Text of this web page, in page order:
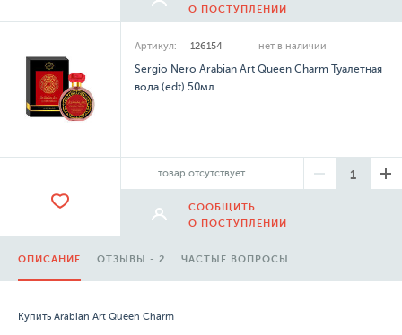
О ПОСТУПЛЕНИИ
Артикул: 126154 нет в наличии
Sergio Nero Arabian Art Queen Charm Туалетная
вода (edt) 50мл
товар отсутствует
СООБЩИТЬ
О ПОСТУПЛЕНИИ
ОПИСАНИЕ ОТЗЫВЫ - 2 ЧАСТЫЕ ВОПРОСЫ
Купить Arabian Art Queen Charm